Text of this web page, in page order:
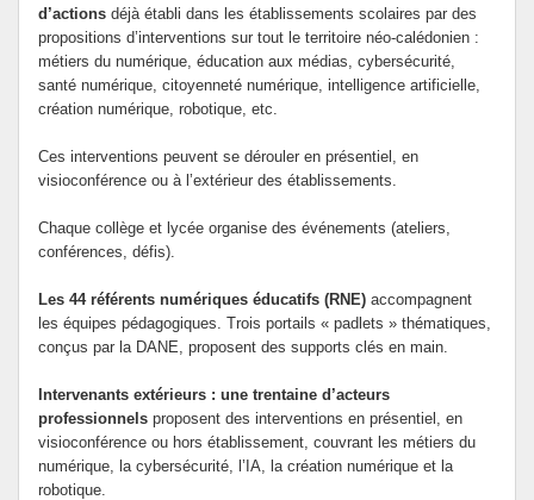
d’actions déjà établi dans les établissements scolaires par des
propositions d’interventions sur tout le territoire néo-calédonien :
métiers du numérique, éducation aux médias, cybersécurité,
santé numérique, citoyenneté numérique, intelligence artificielle,
création numérique, robotique, etc.
Ces interventions peuvent se dérouler en présentiel, en
visioconférence ou à l’extérieur des établissements.
Chaque collège et lycée organise des événements (ateliers,
conférences, défis).
Les 44 référents numériques éducatifs (RNE) accompagnent
les équipes pédagogiques. Trois portails « padlets » thématiques,
conçus par la DANE, proposent des supports clés en main.
Intervenants extérieurs : une trentaine d’acteurs
professionnels proposent des interventions en présentiel, en
visioconférence ou hors établissement, couvrant les métiers du
numérique, la cybersécurité, l’IA, la création numérique et la
robotique.